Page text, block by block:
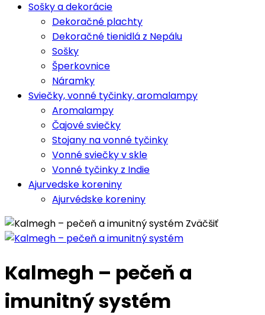
Sošky a dekorácie
Dekoračné plachty
Dekoračné tienidlá z Nepálu
Sošky
Šperkovnice
Náramky
Sviečky, vonné tyčinky, aromalampy
Aromalampy
Čajové sviečky
Stojany na vonné tyčinky
Vonné sviečky v skle
Vonné tyčinky z Indie
Ajurvedske koreniny
Ajurvédske koreniny
Zväčšiť
Kalmegh – pečeň a
imunitný systém